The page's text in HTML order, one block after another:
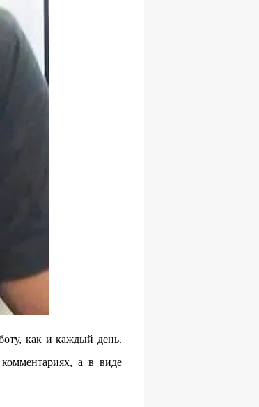
как и каждый день.
а в виде